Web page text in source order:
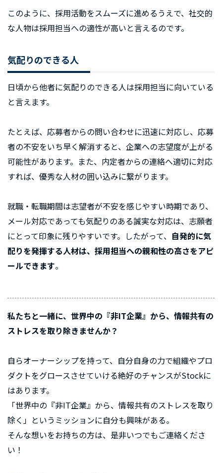
このように、採用活動をスムーズに進めるうえで、社交的
な人物は採用担当への適性が高いと言えるのです。
気配りのできる人
日頃から他者に気配りのできる人は採用担当に向いている
と言えます。
たとえば、応募者からの問い合わせに迅速に対応し、応募
者の不安をいち早く解消すると、企業への志望度が上がる
可能性があります。また、内定者からの連絡へ適切に対応
すれば、優秀な人材の囲い込みに繋がります。
就職・転職期間は志望者が不安を感じやすい時期であり、
メール対応であっても気配りのある誠実な対応は、志願者
にとって印象に残りやすいです。したがって、 自発的に気
配りを発揮する人材は、採用担当への親和性の高さをアピ
ールできます。
私たちと一緒に、世界中の『非IT企業』から、情報共有の
ストレスを取り除きませんか？
自らオーナーシップを持って、自分自身の力で組織やプロ
ダクトをグロースさせていける絶好のチャンスがStockに
はあります。
「世界中の『非IT企業』から、情報共有のストレスを取り
除く」というミッションに自分も興味がある。
そんな想いをお持ちの方は、是非いつでもご連絡くださ
い！